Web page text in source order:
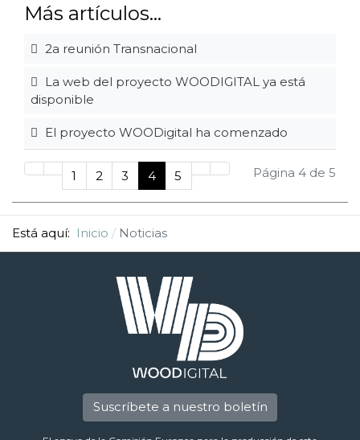
Más artículos...
2a reunión Transnacional
La web del proyecto WOODIGITAL ya está
disponible
El proyecto WOODigital ha comenzado
Página 4 de 5
1 2 3 4 5
Está aquí: Inicio Noticias
Suscríbete a nuestro boletín